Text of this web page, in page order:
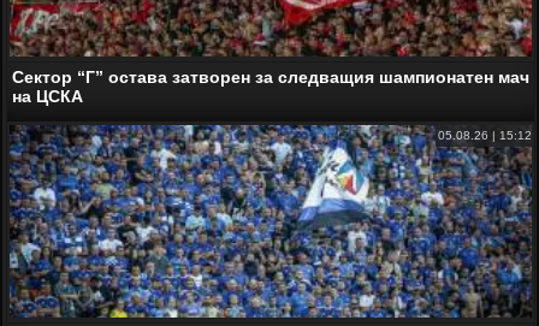
Сектор “Г” остава затворен за следващия шампионатен мач
на ЦСКА
05.08.26 | 15:12